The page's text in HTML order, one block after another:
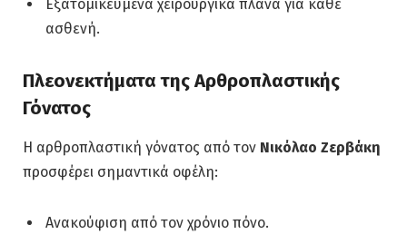
Εξατομικευμένα χειρουργικά πλάνα για κάθε
ασθενή.
Πλεονεκτήματα της Αρθροπλαστικής
Γόνατος
Η αρθροπλαστική γόνατος από τον Νικόλαο Ζερβάκη
προσφέρει σημαντικά οφέλη:
Ανακούφιση από τον χρόνιο πόνο.